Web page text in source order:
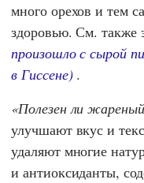
много орехов и тем
здоровью. См. также
произошло с сырой
в Гиссене).
Полезен ли
улучшают вкус и
удаляют многие
и антиоксиданты,